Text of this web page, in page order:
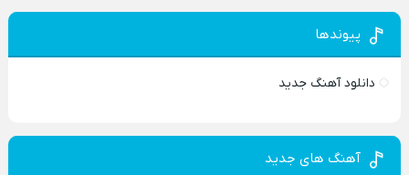
پیوندها
دانلود آهنگ جدید
آهنگ های جدید